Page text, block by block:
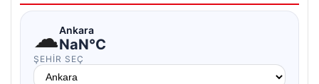
☁Ankara
NaN°C
ŞEHIR SEÇ